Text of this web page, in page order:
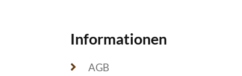
Informationen
AGB